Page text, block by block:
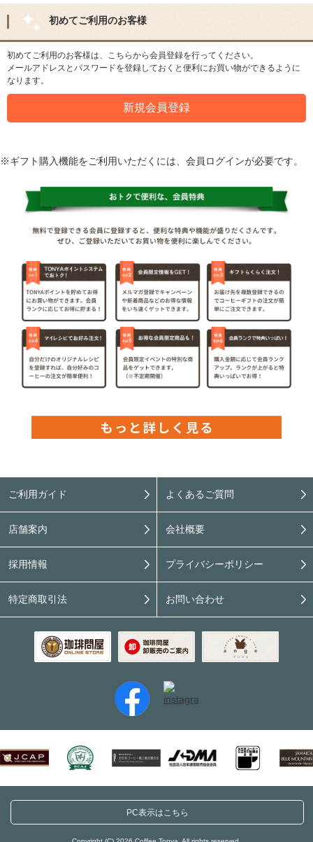
初めてご利用のお客様
初めてご利用のお客様は、こちらから会員登録を行ってください。
メールアドレスとパスワードを登録しておくと便利にお買い物ができるように
なります。
※ギフト購入機能をご利用いただくには、会員ログインが必要です。
ご利用ガイド よくあるご質問
店舗案内 会社概要
採用情報 プライバシーポリシー
特定商取引法 お問い合わせ
PC表示はこちら